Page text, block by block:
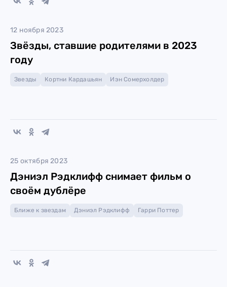
12 ноября 2023
Звёзды, ставшие родителями в 2023
году
Звезды Кортни Кардашьян Иэн Сомерхолдер
25 октября 2023
Дэниэл Рэдклифф снимает фильм о
своём дублёре
Ближе к звездам Дэниэл Рэдклифф Гарри Поттер